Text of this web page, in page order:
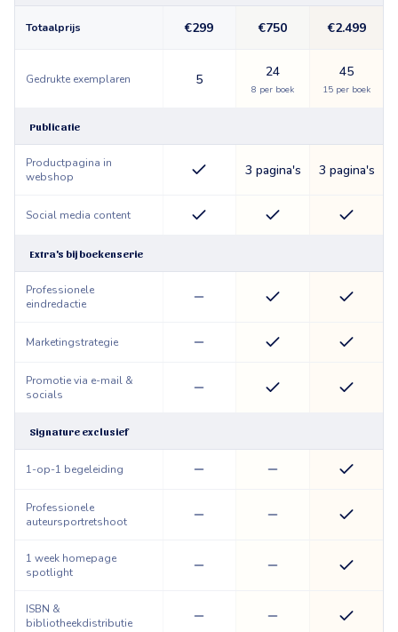
Totaalprijs €299 €750 €2.499
Gedrukte exemplaren 5 24
8 per boek
45
15 per boek
Publicatie
Productpagina in
webshop
3 pagina's 3 pagina's
Social media content
Extra's bij boekenserie
Professionele
eindredactie
Marketingstrategie
Promotie via e-mail &
socials
Signature exclusief
1-op-1 begeleiding
Professionele
auteursportretshoot
1 week homepage
spotlight
ISBN &
bibliotheekdistributie